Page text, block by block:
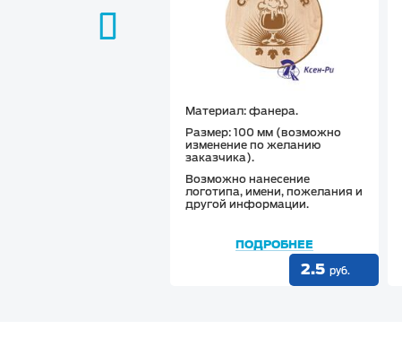
Материал: фанера.
Размер: 100 мм (возможно
изменение по желанию
заказчика).
Возможно нанесение
логотипа, имени, пожелания и
другой информации.
ПОДРОБНЕЕ
2.5 руб.